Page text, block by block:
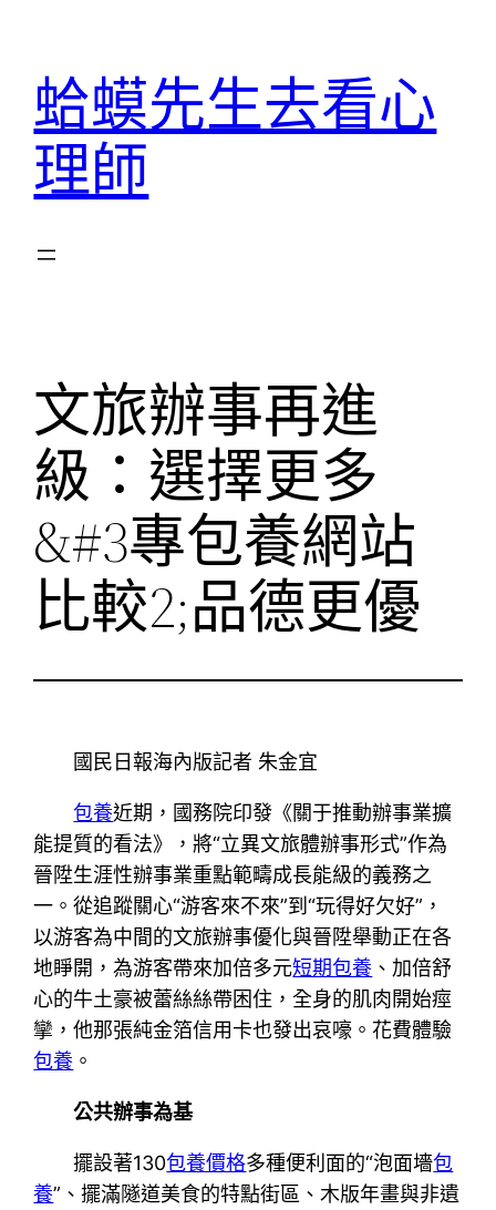
蛤蟆先生去看心
理師
文旅辦事再進
級：選擇更多
&#3專包養網站
比較2;品德更優
國民日報海內版記者 朱金宜
包養近期，國務院印發《關于推動辦事業擴
能提質的看法》，將“立異文旅體辦事形式”作為
晉陞生涯性辦事業重點範疇成長能級的義務之
一。從追蹤關心“游客來不來”到“玩得好欠好”，
以游客為中間的文旅辦事優化與晉陞舉動正在各
地睜開，為游客帶來加倍多元短期包養 、加倍舒
心的牛土豪被蕾絲絲帶困住，全身的肌肉開始痙
攣，他那張純金箔信用卡也發出哀嚎。花費體驗
包養 。
公共辦事為基
擺設著130包養價格多種便利面的“泡面墻包
養”、擺滿隧道美食的特點街區、木版年畫與非遺